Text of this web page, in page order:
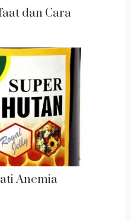
dan Cara
Anemia